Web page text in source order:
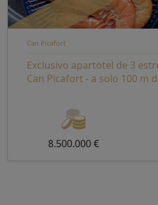
Can Picafort
Exclusivo apartotel de 3
Can Picafort - a solo 100 m
8.500.000 €